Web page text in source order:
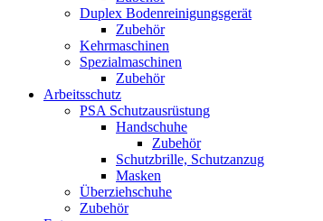
Duplex Bodenreinigungsgerät
Zubehör
Kehrmaschinen
Spezialmaschinen
Zubehör
Arbeitsschutz
PSA Schutzausrüstung
Handschuhe
Zubehör
Schutzbrille, Schutzanzug
Masken
Überziehschuhe
Zubehör